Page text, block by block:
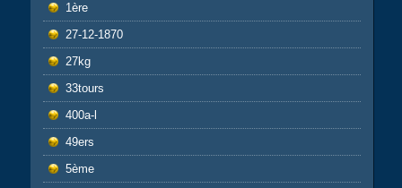
1ère
27-12-1870
27kg
33tours
400a-l
49ers
5ème